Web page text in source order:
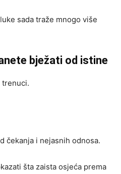
sada traže mnogo više
bježati od istine
trenuci.
čekanja i nejasnih odnosa.
šta zaista osjeća prema